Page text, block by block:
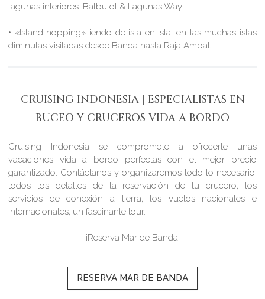
lagunas interiores: Balbulol & Lagunas Wayil
• «Island hopping» iendo de isla en isla, en las muchas islas
diminutas visitadas desde Banda hasta Raja Ampat
CRUISING INDONESIA | ESPECIALISTAS EN
BUCEO Y CRUCEROS VIDA A BORDO
Cruising Indonesia se compromete a ofrecerte unas
vacaciones vida a bordo perfectas con el mejor precio
garantizado. Contáctanos y organizaremos todo lo necesario:
todos los detalles de la reservación de tu crucero, los
servicios de conexión a tierra, los vuelos nacionales e
internacionales, un fascinante tour…
¡Reserva Mar de Banda!
RESERVA MAR DE BANDA